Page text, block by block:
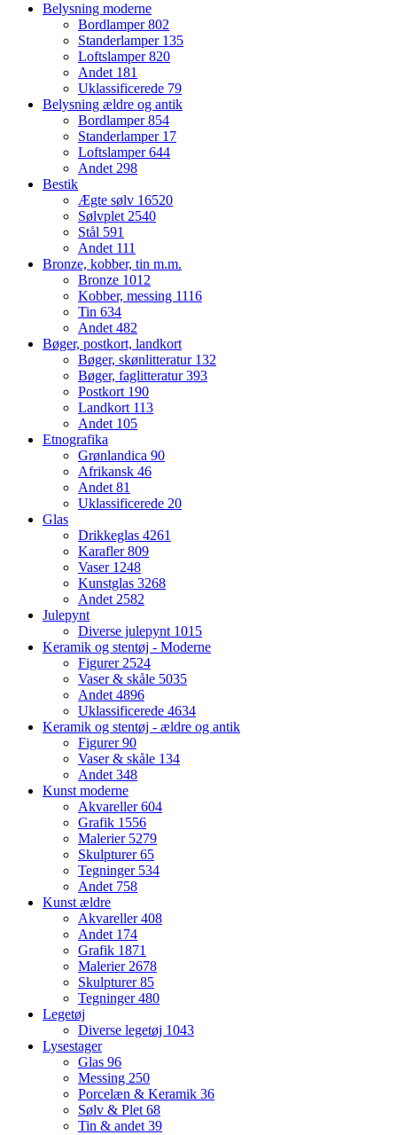
Belysning moderne
Bordlamper802
Standerlamper 135
Loftslamper820
Andet 181
Uklassificerede 79
Belysning ældre og antik
Bordlamper854
Standerlamper 17
Loftslamper644
Andet298
Bestik
Ægte sølv 16520
Sølvplet2540
Stål 591
Andet 111
Bronze, kobber, tin m.m.
Bronze 1012
Kobber, messing 1116
Tin 634
Andet482
Bøger, postkort, landkort
Bøger, skønlitteratur 132
Bøger, faglitteratur393
Postkort 190
Landkort 113
Andet 105
Etnografika
Grønlandica 90
Afrikansk 46
Andet81
Uklassificerede 20
Glas
Drikkeglas 4261
Karafler809
Vaser 1248
Kunstglas 3268
Andet2582
Julepynt
Diverse julepynt 1015
Keramik og stentøj - Moderne
Figurer2524
Vaser & skåle 5035
Andet4896
Uklassificerede 4634
Keramik og stentøj - ældre og antik
Figurer90
Vaser & skåle 134
Andet348
Kunst moderne
Akvareller604
Grafik 1556
Malerier 5279
Skulpturer65
Tegninger 534
Andet 758
Kunst ældre
Akvareller408
Andet 174
Grafik 1871
Malerier2678
Skulpturer85
Tegninger480
Legetøj
Diverse legetøj 1043
Lysestager
Glas 96
Messing 250
Porcelæn & Keramik 36
Sølv & Plet68
Tin & andet39